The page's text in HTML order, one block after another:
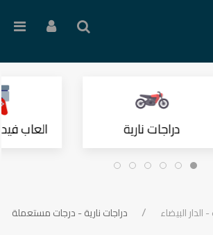
دراجات نارية العاب
البيضاء دراجات نارية - درجات مستعملة